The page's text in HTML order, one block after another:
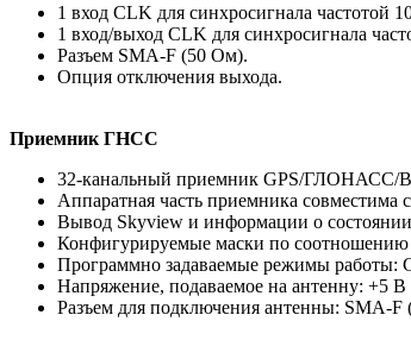
1 вход CLK для синхросигнала частотой
1 вход/выход CLK для синхросигнала
Разъем SMA-F (50 Ом).
Опция отключения выхода.
Приемник ГНСС
32-канальный приемник GPS/ГЛОНАСС/
Аппаратная часть приемника совместима
Вывод Skyview и информации о
Конфигурируемые маски по
Программно задаваемые режимы
Напряжение, подаваемое на антенну: +5 В
Разъем для подключения антенны: SMA-F